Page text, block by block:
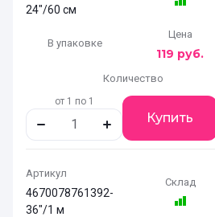
24"/60 см
В упаковке
Цена
119 руб.
Количество
от 1 по 1
Купить
Артикул
4670078761392-
36"/1 м
Склад